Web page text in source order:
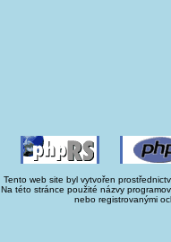
Tento web site byl vytvořen
Na této stránce použité názvy
nebo registrovanými